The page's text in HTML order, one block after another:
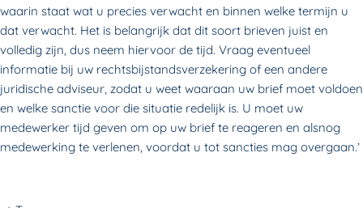
waarin staat wat u precies verwacht en binnen welke termijn u
dat verwacht. Het is belangrijk dat dit soort brieven juist en
volledig zijn, dus neem hiervoor de tijd. Vraag eventueel
informatie bij uw rechtsbijstandsverzekering of een andere
juridische adviseur, zodat u weet waaraan uw brief moet voldoen
en welke sanctie voor die situatie redelijk is. U moet uw
medewerker tijd geven om op uw brief te reageren en alsnog
medewerking te verlenen, voordat u tot sancties mag overgaan.’